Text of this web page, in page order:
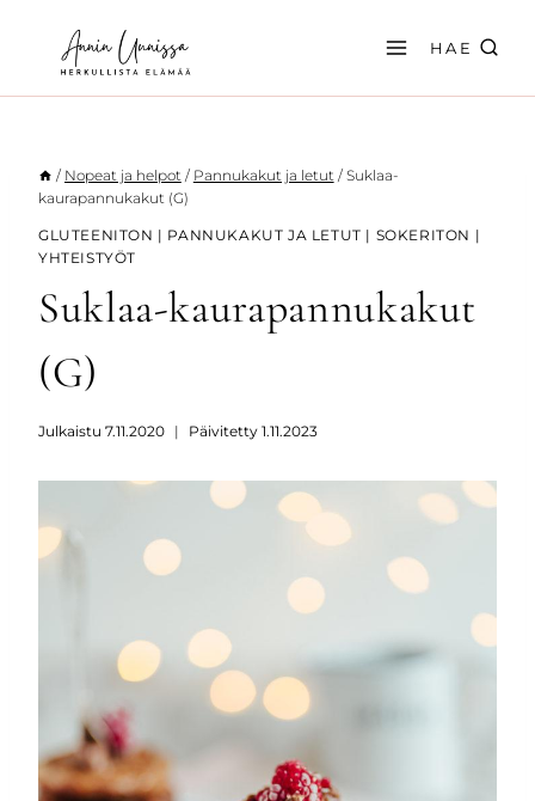
sisältöön
HAE
/ Nopeat ja helpot / Pannukakut ja letut / Suklaa-
kaurapannukakut (G)
GLUTEENITON | PANNUKAKUT JA LETUT | SOKERITON |
YHTEISTYÖT
Suklaa-kaurapannukakut
(G)
Julkaistu 7.11.2020 Päivitetty 1.11.2023